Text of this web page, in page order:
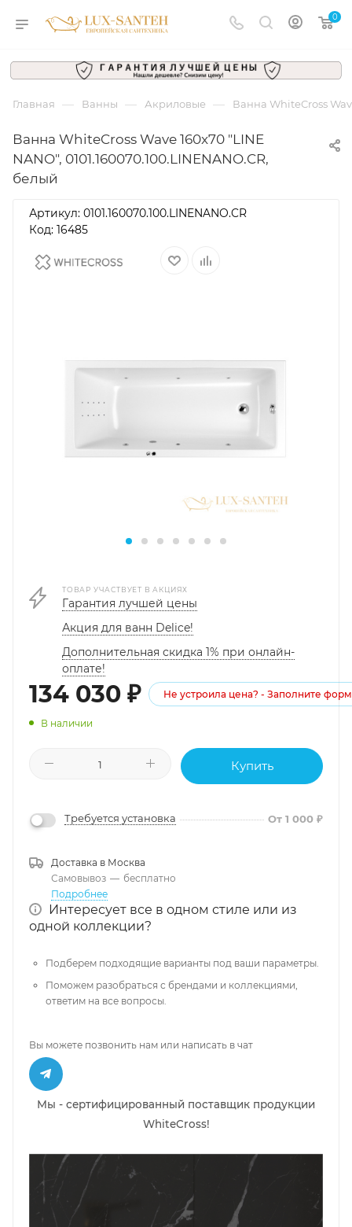
0
Главная — Ванны — Акриловые — Ванна WhiteCross
Ванна WhiteCross Wave 160x70 "LINE
NANO", 0101.160070.100.LINENANO.CR,
белый
Артикул: 0101.160070.100.LINENANO.CR
Код: 16485
ТОВАР УЧАСТВУЕТ В АКЦИЯХ
Гарантия лучшей цены
Акция для ванн Delice!
Дополнительная скидка 1% при онлайн-
оплате!
134 030 ₽ Не устроила цена? - Заполните
В наличии
Купить
Требуется установка От 1 000 ₽
Доставка в Москва
Самовывоз — бесплатно
Подробнее
Интересует все в одном стиле или из
одной коллекции?
Подберем подходящие варианты под ваши параметры.
Поможем разобраться с брендами и коллекциями,
ответим на все вопросы.
Вы можете позвонить нам или написать в чат
Мы - сертифицированный поставщик продукции
WhiteCross!